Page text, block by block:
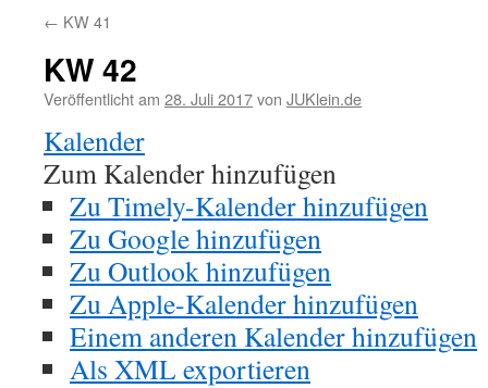
← KW 41
KW 42
Veröffentlicht am 28. Juli 2017von JUKlein.de
Kalender
Zum Kalender hinzufügen
Zu Timely-Kalender hinzufügen
Zu Google hinzufügen
Zu Outlook hinzufügen
Zu Apple-Kalender hinzufügen
Einem anderen Kalender hinzufügen
Als XML exportieren